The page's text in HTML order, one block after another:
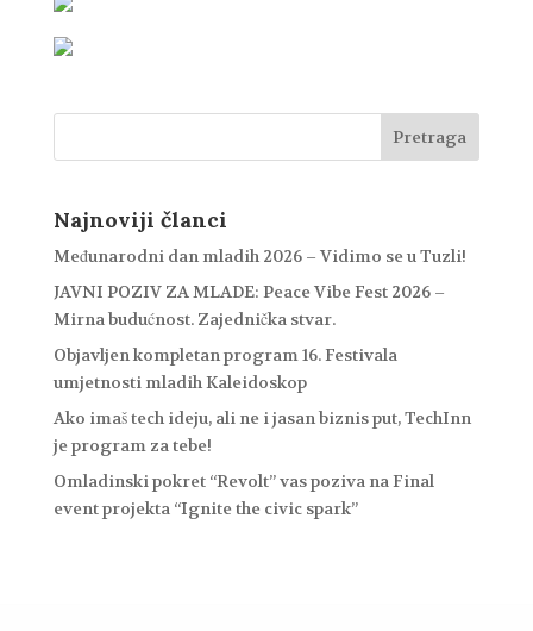
Najnoviji članci
Međunarodni dan mladih 2026 – Vidimo se u Tuzli!
JAVNI POZIV ZA MLADE: Peace Vibe Fest 2026 –
Mirna budućnost. Zajednička stvar.
Objavljen kompletan program 16. Festivala
umjetnosti mladih Kaleidoskop
Ako imaš tech ideju, ali ne i jasan biznis put, TechInn
je program za tebe!
Omladinski pokret “Revolt” vas poziva na Final
event projekta “Ignite the civic spark”